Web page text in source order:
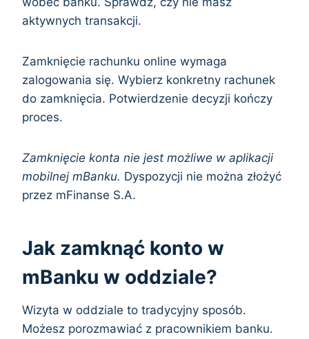
aktywnych transakcji.
Zamknięcie rachunku online wymaga
zalogowania się. Wybierz konkretny rachunek
do zamknięcia. Potwierdzenie decyzji kończy
proces.
Zamknięcie konta nie jest możliwe w aplikacji
mobilnej mBanku. Dyspozycji nie można złożyć
przez mFinanse S.A.
Jak zamknąć konto w
mBanku w oddziale?
Wizyta w oddziale to tradycyjny sposób.
Możesz porozmawiać z pracownikiem banku.